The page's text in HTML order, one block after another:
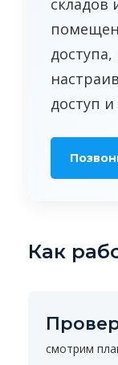
складов
доступ
Как
смотрим